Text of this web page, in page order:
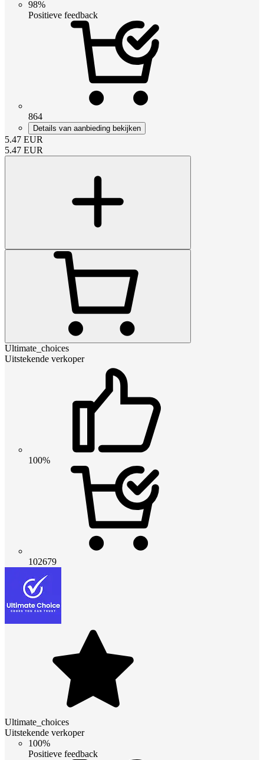
98%
Positieve feedback
864
Details van aanbieding bekijken
5.47 EUR
5.47 EUR
Ultimate_choices
Uitstekende verkoper
100%
102679
Ultimate_choices
Uitstekende verkoper
100%
Positieve feedback